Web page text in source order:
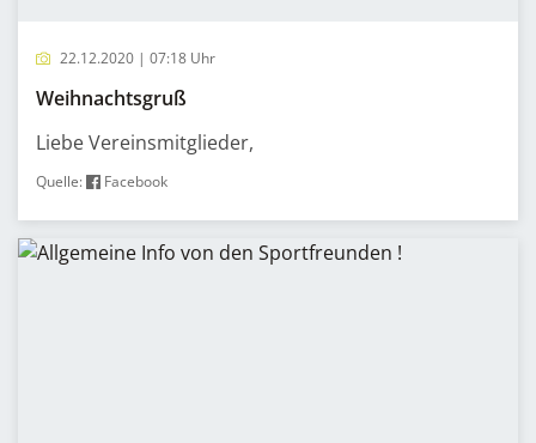
22.12.2020 | 07:18 Uhr
Weihnachtsgruß
Liebe Vereinsmitglieder,
Quelle: Facebook